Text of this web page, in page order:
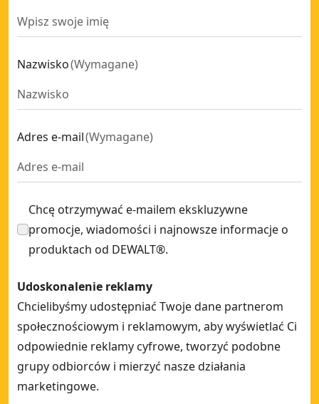
Nazwisko(Wymagane)
Adres e-mail(Wymagane)
Chcę otrzymywać e-mailem ekskluzywne
promocje, wiadomości i najnowsze informacje o
produktach od DEWALT®.
Udoskonalenie reklamy
Chcielibyśmy udostępniać Twoje dane partnerom
społecznościowym i reklamowym, aby wyświetlać Ci
odpowiednie reklamy cyfrowe, tworzyć podobne
grupy odbiorców i mierzyć nasze działania
marketingowe.